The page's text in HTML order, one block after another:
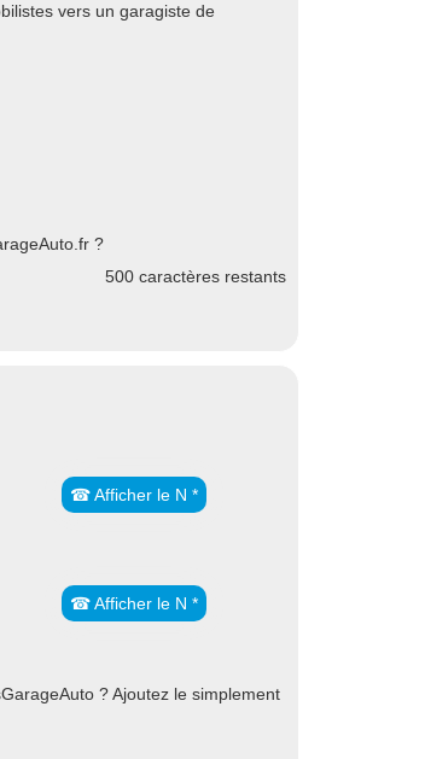
vers un garagiste de
?
500 caractères restants
☎ Afficher le N *
☎ Afficher le N *
? Ajoutez le simplement